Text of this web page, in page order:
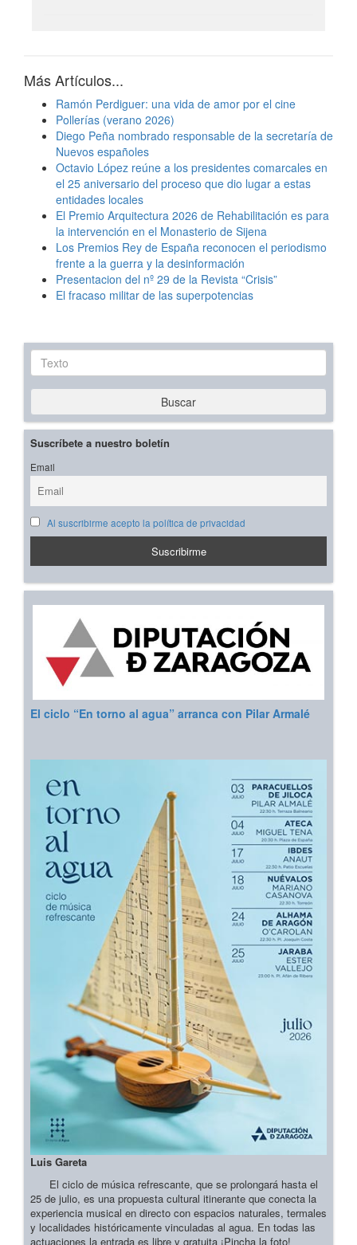
Más Artículos...
Ramón Perdiguer: una vida de amor por el cine
Pollerías (verano 2026)
Diego Peña nombrado responsable de la secretaría de
Nuevos españoles
Octavio López reúne a los presidentes comarcales en
el 25 aniversario del proceso que dio lugar a estas
entidades locales
El Premio Arquitectura 2026 de Rehabilitación es para
la intervención en el Monasterio de Sijena
Los Premios Rey de España reconocen el periodismo
frente a la guerra y la desinformación
Presentacion del nº 29 de la Revista “Crisis”
El fracaso militar de las superpotencias
Texto
Buscar
Suscríbete a nuestro boletín
Email
Al suscribirme acepto la política de privacidad
El ciclo “En torno al agua” arranca con Pilar Armalé
Luis Gareta
El ciclo de música refrescante, que se prolongará hasta el
25 de julio, es una propuesta cultural itinerante que conecta la
experiencia musical en directo con espacios naturales, termales
y localidades históricamente vinculadas al agua. En todas las
actuaciones la entrada es libre y gratuita ¡Pincha la foto!